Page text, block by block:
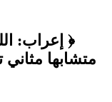
﴿ إعراب:
متشابها